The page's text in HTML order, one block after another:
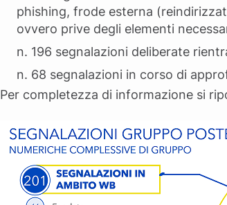
phishing, frode esterna
ovvero prive degli elementi
n. 196 segnalazioni deliberate
n. 68 segnalazioni in corso di
Per completezza di informazione si